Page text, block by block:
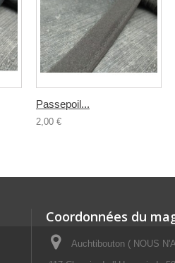
Passepoil...
2,00 €
Coordonnées du
Auchtibouton ( NOUS